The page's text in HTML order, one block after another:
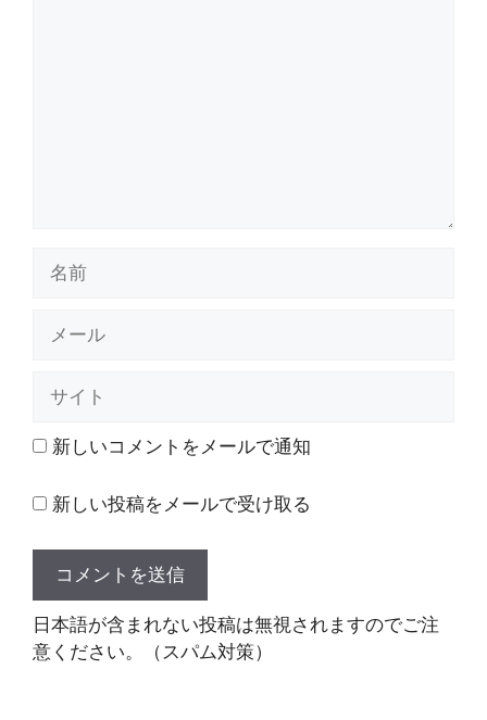
ト 新しいコメントをメールで通知
新しい投稿をメールで受け取る
日本語が含まれない投稿は無視されますのでご注
意ください。（スパム対策）